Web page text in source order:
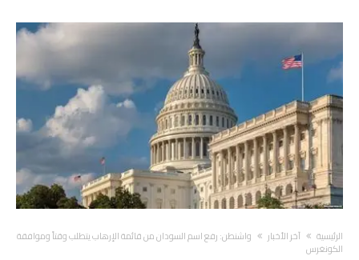
‫الرئيسية‬ آخر الأخبار
واشنطن: رفع اسم السودان من قائمة الإرهاب يتطلب وقتاً وموافقة
الكونغرس